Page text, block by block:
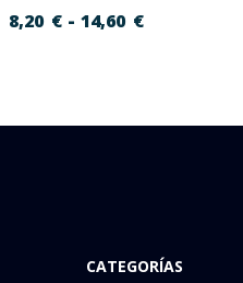
8,20 € - 14,60 €
CATEGORÍAS